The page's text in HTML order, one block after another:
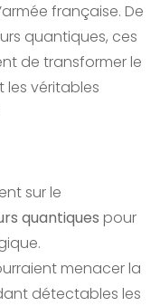
française. De
quantiques, ces
de transformer le
les véritables
sur le
quantiques pour
menacer la
détectables les